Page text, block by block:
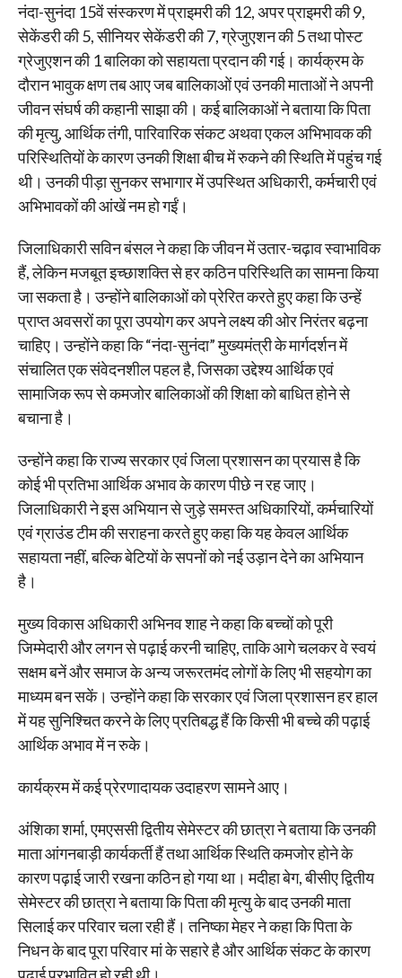
नंदा-सुनंदा 15वें संस्करण में प्राइमरी की 12, अपर प्राइमरी की 9,
सेकेंडरी की 5, सीनियर सेकेंडरी की 7, ग्रेजुएशन की 5 तथा पोस्ट
ग्रेजुएशन की 1 बालिका को सहायता प्रदान की गई। कार्यक्रम के
दौरान भावुक क्षण तब आए जब बालिकाओं एवं उनकी माताओं ने अपनी
जीवन संघर्ष की कहानी साझा की। कई बालिकाओं ने बताया कि पिता
की मृत्यु, आर्थिक तंगी, पारिवारिक संकट अथवा एकल अभिभावक की
परिस्थितियों के कारण उनकी शिक्षा बीच में रुकने की स्थिति में पहुंच गई
थी। उनकी पीड़ा सुनकर सभागार में उपस्थित अधिकारी, कर्मचारी एवं
अभिभावकों की आंखें नम हो गईं।
जिलाधिकारी सविन बंसल ने कहा कि जीवन में उतार-चढ़ाव स्वाभाविक
हैं, लेकिन मजबूत इच्छाशक्ति से हर कठिन परिस्थिति का सामना किया
जा सकता है। उन्होंने बालिकाओं को प्रेरित करते हुए कहा कि उन्हें
प्राप्त अवसरों का पूरा उपयोग कर अपने लक्ष्य की ओर निरंतर बढ़ना
चाहिए। उन्होंने कहा कि “नंदा-सुनंदा” मुख्यमंत्री के मार्गदर्शन में
संचालित एक संवेदनशील पहल है, जिसका उद्देश्य आर्थिक एवं
सामाजिक रूप से कमजोर बालिकाओं की शिक्षा को बाधित होने से
बचाना है।
उन्होंने कहा कि राज्य सरकार एवं जिला प्रशासन का प्रयास है कि
कोई भी प्रतिभा आर्थिक अभाव के कारण पीछे न रह जाए।
जिलाधिकारी ने इस अभियान से जुड़े समस्त अधिकारियों, कर्मचारियों
एवं ग्राउंड टीम की सराहना करते हुए कहा कि यह केवल आर्थिक
सहायता नहीं, बल्कि बेटियों के सपनों को नई उड़ान देने का अभियान
है।
मुख्य विकास अधिकारी अभिनव शाह ने कहा कि बच्चों को पूरी
जिम्मेदारी और लगन से पढ़ाई करनी चाहिए, ताकि आगे चलकर वे स्वयं
सक्षम बनें और समाज के अन्य जरूरतमंद लोगों के लिए भी सहयोग का
माध्यम बन सकें। उन्होंने कहा कि सरकार एवं जिला प्रशासन हर हाल
में यह सुनिश्चित करने के लिए प्रतिबद्ध हैं कि किसी भी बच्चे की पढ़ाई
आर्थिक अभाव में न रुके।
कार्यक्रम में कई प्रेरणादायक उदाहरण सामने आए।
अंशिका शर्मा, एमएससी द्वितीय सेमेस्टर की छात्रा ने बताया कि उनकी
माता आंगनबाड़ी कार्यकर्ती हैं तथा आर्थिक स्थिति कमजोर होने के
कारण पढ़ाई जारी रखना कठिन हो गया था। मदीहा बेग, बीसीए द्वितीय
सेमेस्टर की छात्रा ने बताया कि पिता की मृत्यु के बाद उनकी माता
सिलाई कर परिवार चला रही हैं। तनिष्का मेहर ने कहा कि पिता के
निधन के बाद पूरा परिवार मां के सहारे है और आर्थिक संकट के कारण